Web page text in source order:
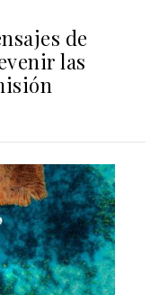
de
las